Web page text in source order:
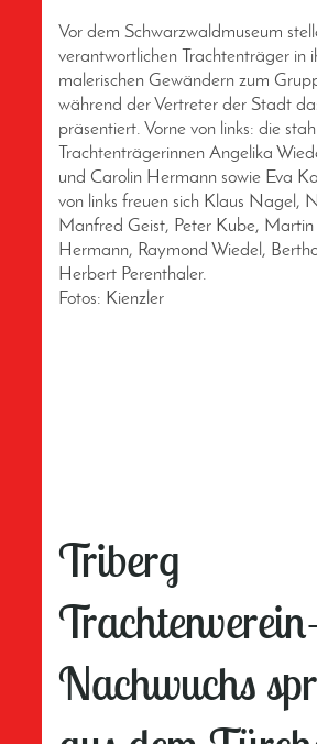
Vor dem Schwarzwaldmuseum
verantwortlichen Trachtenträger in
malerischen Gewändern zum
während der Vertreter der Stadt
präsentiert. Vorne von links: die
Trachtenträgerinnen Angelika
und Carolin Hermann sowie Eva
von links freuen sich Klaus Nagel,
Manfred Geist, Peter Kube,
Hermann, Raymond Wiedel,
Herbert Perenthaler.
Fotos: Kienzler
Triberg
Trachtenverein-
Nachwuchs